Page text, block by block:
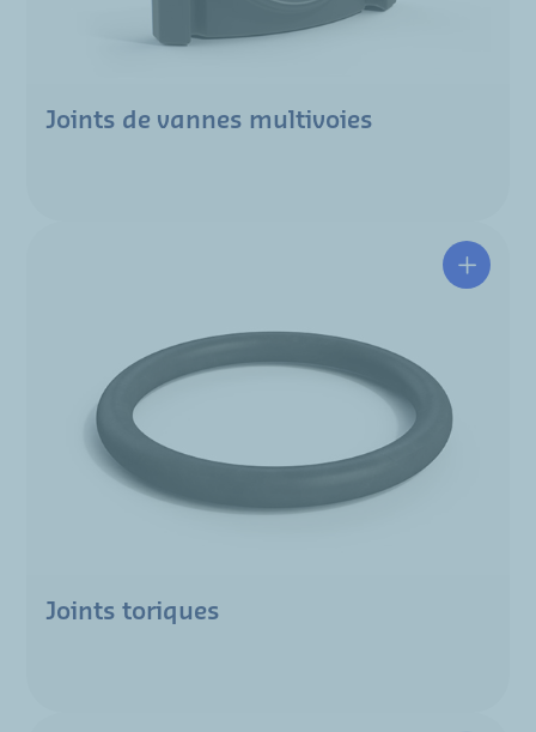
Joints de vannes multivoies
Joints toriques